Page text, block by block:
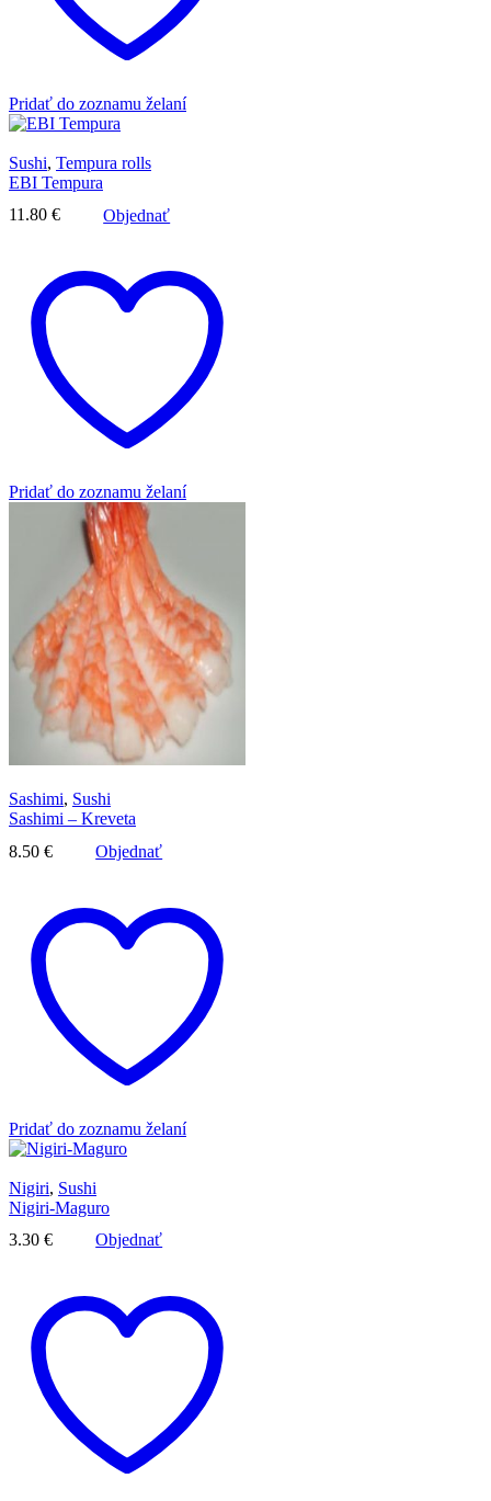
Pridať do zoznamu želaní
Sushi, Tempura rolls
EBI Tempura
11.80 € Objednať
Pridať do zoznamu želaní
Sashimi, Sushi
Sashimi – Kreveta
8.50 € Objednať
Pridať do zoznamu želaní
Nigiri, Sushi
Nigiri-Maguro
3.30 € Objednať